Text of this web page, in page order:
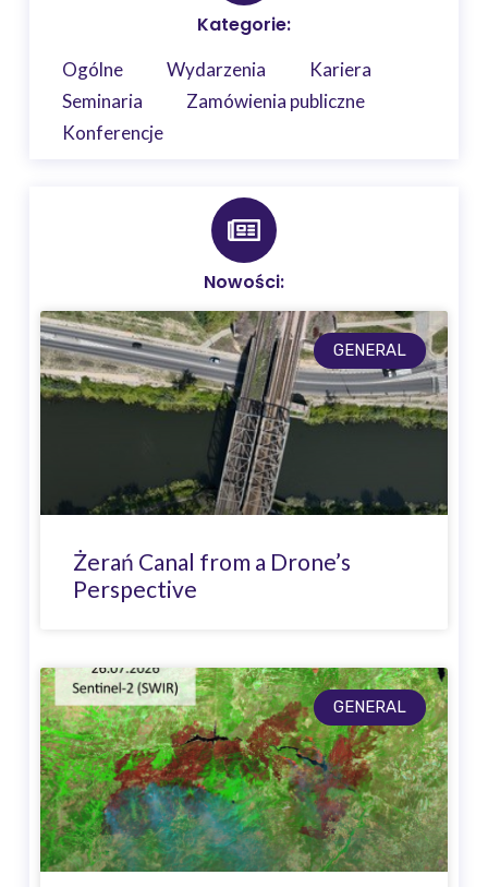
Kategorie:
Ogólne Wydarzenia
Kariera
Seminaria
Zamówienia publiczne
Konferencje
Nowości:
GENERAL
Żerań Canal from a Drone’s
Perspective
GENERAL